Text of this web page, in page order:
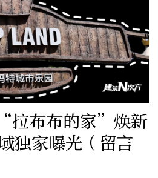
拉布布的家”焕新
独家曝光（留言